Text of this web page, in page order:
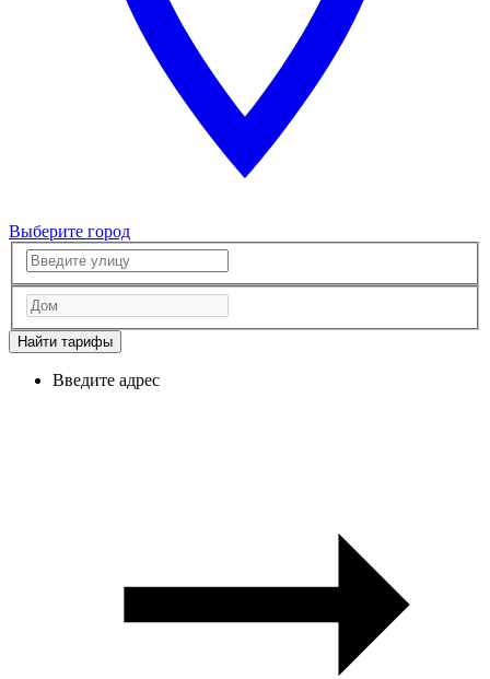
Выберите город
Найти тарифы
Введите адрес